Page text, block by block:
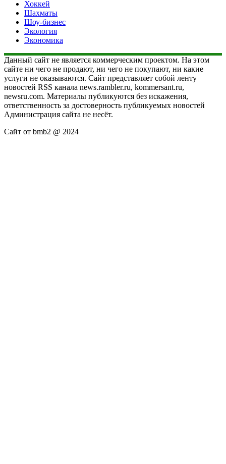
Хоккей
Шахматы
Шоу-бизнес
Экология
Экономика
Данный сайт не является коммерческим проектом. На этом
сайте ни чего не продают, ни чего не покупают, ни какие
услуги не оказываются. Сайт представляет собой ленту
новостей RSS канала news.rambler.ru, kommersant.ru,
newsru.com. Материалы публикуются без искажения,
ответственность за достоверность публикуемых новостей
Администрация сайта не несёт.
Сайт от bmb2 @ 2024